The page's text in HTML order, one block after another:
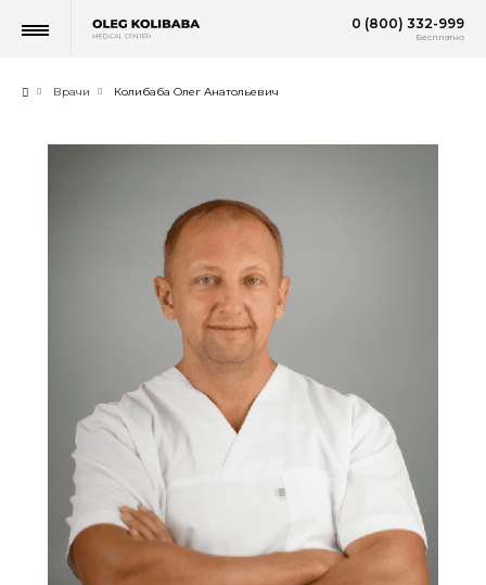
0 (800) 332-999
Бесплатно
Врачи Колибаба Олег Анатольевич